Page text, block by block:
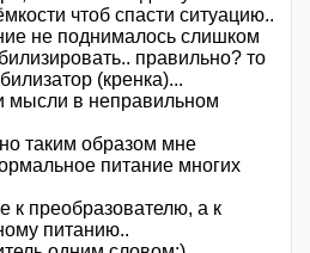
чтоб спасти ситуацию..
не поднималось слишком
правильно? то
(кренка)...
мысли в неправильном
таким образом мне
питание многих
к преобразователю, а к
питанию..